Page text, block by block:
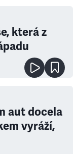
která z
aut docela
vyráží,